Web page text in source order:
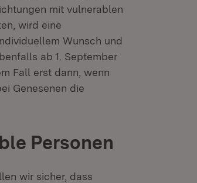
mit vulnerablen
wird eine
Wunsch und
ab 1. September
Fall erst dann, wenn
Genesenen die
Personen
wir sicher, dass